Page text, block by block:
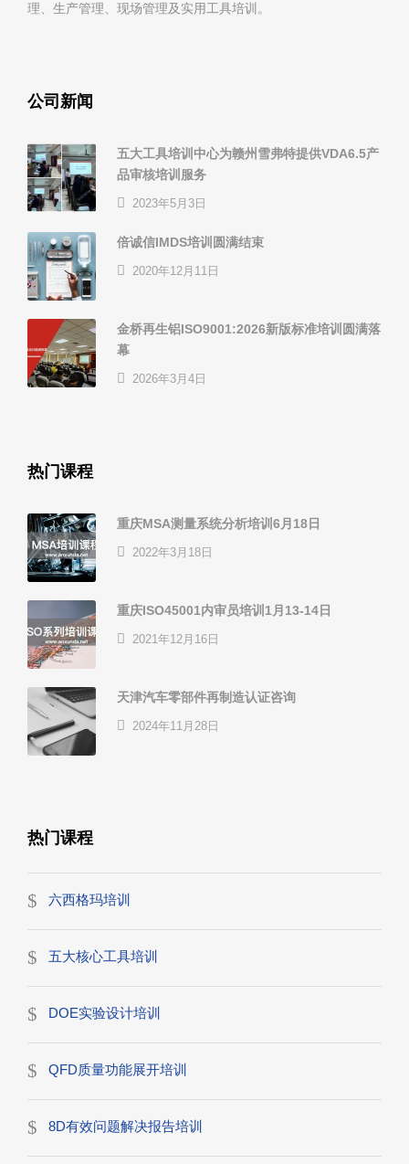
理、生产管理、现场管理及实用工具培训。
公司新闻
五大工具培训中心为赣州雪弗特提供VDA6.5产
品审核培训服务
2023年5月3日
倍诚信IMDS培训圆满结束
2020年12月11日
金桥再生铝ISO9001:2026新版标准培训圆满落
幕
2026年3月4日
热门课程
重庆MSA测量系统分析培训6月18日
2022年3月18日
重庆ISO45001内审员培训1月13-14日
2021年12月16日
天津汽车零部件再制造认证咨询
2024年11月28日
热门课程
六西格玛培训
五大核心工具培训
DOE实验设计培训
QFD质量功能展开培训
8D有效问题解决报告培训